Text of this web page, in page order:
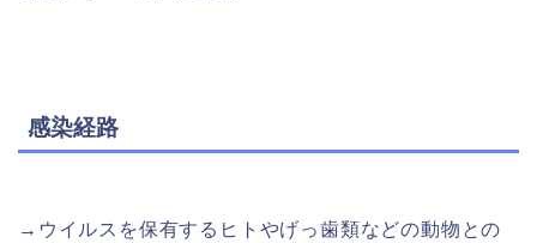
感染経路
→ウイルスを保有するヒトやげっ歯類などの動物との